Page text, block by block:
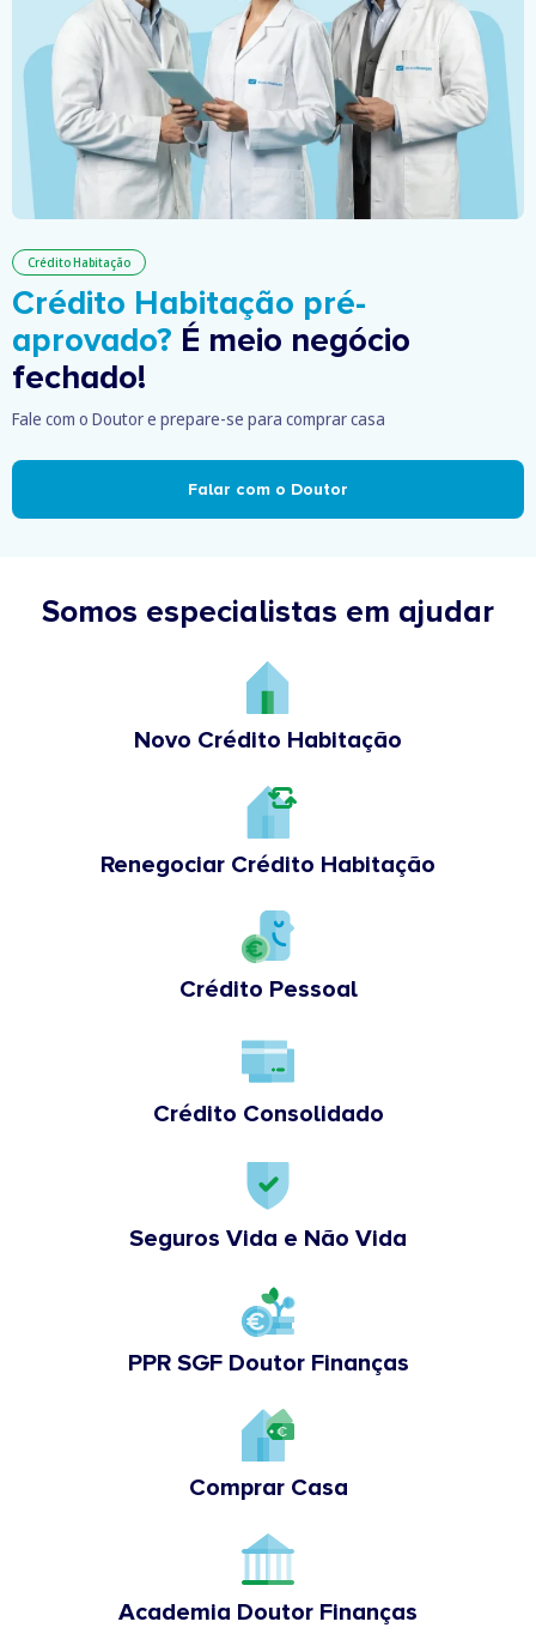
Crédito Habitação
Crédito Habitação pré-
aprovado? É meio negócio
fechado!
Fale com o Doutor e prepare-se para comprar casa
Falar com o Doutor
Somos especialistas em ajudar
Novo Crédito Habitação
Renegociar Crédito Habitação
Crédito Pessoal
Crédito Consolidado
Seguros Vida e Não Vida
PPR SGF Doutor Finanças
Comprar Casa
Academia Doutor Finanças